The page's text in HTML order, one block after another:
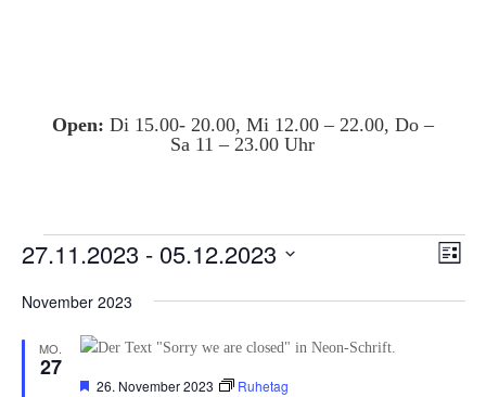
Open: Di 15.00- 20.00, Mi 12.00 – 22.00, Do –
Sa 11 – 23.00 Uhr
Veranstaltungen Liste
27.11.2023 - 05.12.2023
wählen.
November 2023
MO.
27
Hervorgehoben
26. November 2023 Ruhetag